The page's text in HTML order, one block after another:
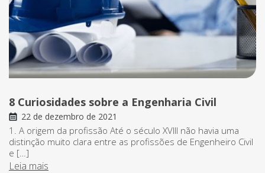
8 Curiosidades sobre a Engenharia Civil
22 de dezembro de 2021
1. A origem da profissão Até o século XVIII não havia uma
distinção muito clara entre as profissões de Engenheiro Civil
e […]
Leia mais